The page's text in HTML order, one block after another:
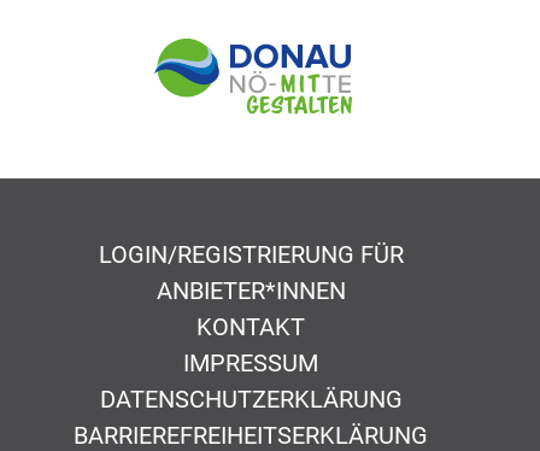
LOGIN/REGISTRIERUNG FÜR
ANBIETER*INNEN
KONTAKT
IMPRESSUM
DATENSCHUTZERKLÄRUNG
BARRIEREFREIHEITSERKLÄRUNG